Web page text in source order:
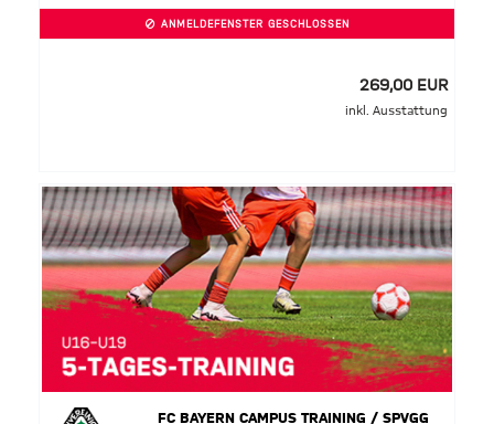
ANMELDEFENSTER GESCHLOSSEN
269,00 EUR
inkl. Ausstattung
FC BAYERN CAMPUS TRAINING / SPVGG